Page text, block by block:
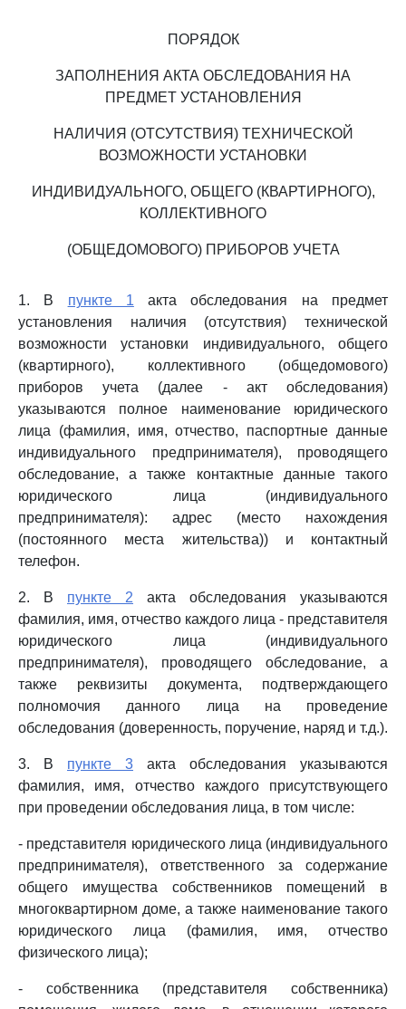
ПОРЯДОК
ЗАПОЛНЕНИЯ АКТА ОБСЛЕДОВАНИЯ НА
ПРЕДМЕТ УСТАНОВЛЕНИЯ
НАЛИЧИЯ (ОТСУТСТВИЯ) ТЕХНИЧЕСКОЙ
ВОЗМОЖНОСТИ УСТАНОВКИ
ИНДИВИДУАЛЬНОГО, ОБЩЕГО (КВАРТИРНОГО),
КОЛЛЕКТИВНОГО
(ОБЩЕДОМОВОГО) ПРИБОРОВ УЧЕТА
1. В пункте 1 акта обследования на предмет
установления наличия (отсутствия) технической
возможности установки индивидуального, общего
(квартирного), коллективного (общедомового)
приборов учета (далее - акт обследования)
указываются полное наименование юридического
лица (фамилия, имя, отчество, паспортные данные
индивидуального предпринимателя), проводящего
обследование, а также контактные данные такого
юридического лица (индивидуального
предпринимателя): адрес (место нахождения
(постоянного места жительства)) и контактный
телефон.
2. В пункте 2 акта обследования указываются
фамилия, имя, отчество каждого лица - представителя
юридического лица (индивидуального
предпринимателя), проводящего обследование, а
также реквизиты документа, подтверждающего
полномочия данного лица на проведение
обследования (доверенность, поручение, наряд и т.д.).
3. В пункте 3 акта обследования указываются
фамилия, имя, отчество каждого присутствующего
при проведении обследования лица, в том числе:
- представителя юридического лица (индивидуального
предпринимателя), ответственного за содержание
общего имущества собственников помещений в
многоквартирном доме, а также наименование такого
юридического лица (фамилия, имя, отчество
физического лица);
- собственника (представителя собственника)